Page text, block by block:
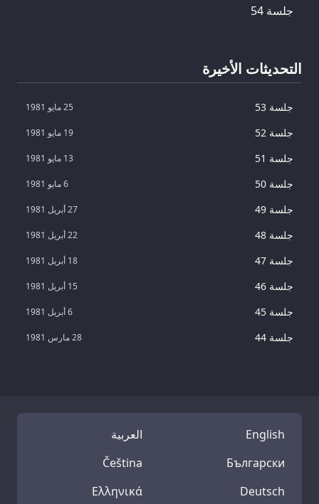
جلسة 54
التحديثات الأخيرة
جلسة 53 25 مايو 1981
جلسة 52 19 مايو 1981
جلسة 51 13 مايو 1981
جلسة 50 6 مايو 1981
جلسة 49 27 أبريل 1981
جلسة 48 22 أبريل 1981
جلسة 47 18 أبريل 1981
جلسة 46 15 أبريل 1981
جلسة 45 6 أبريل 1981
جلسة 44 28 مارس 1981
English
العربية
Български
Čeština
Deutsch
Ελληνικά